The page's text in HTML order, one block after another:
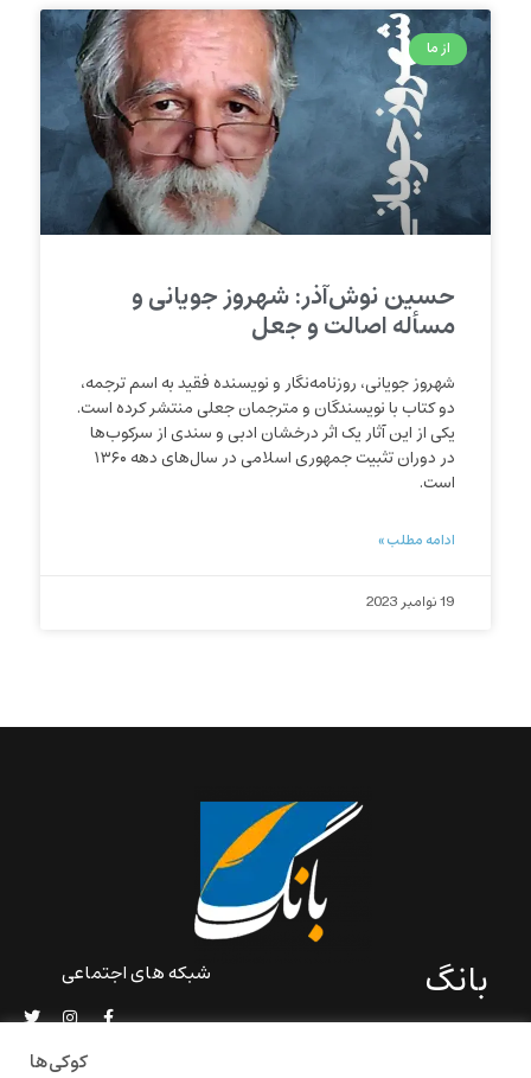
از ما
حسین نوش‌آذر: شهروز جویانی و
مسأله اصالت و جعل
شهروز جویانی، روزنامه‌نگار و نویسنده فقید به اسم ترجمه،
دو کتاب با نویسندگان و مترجمان جعلی منتشر کرده است.
یکی از این آثار یک اثر درخشان ادبی و سندی از سرکوب‌ها
در دوران تثبیت جمهوری اسلامی در سال‌های دهه ۱۳۶۰
است.
ادامه مطلب »
19 نوامبر 2023
بانگ شبکه های اجتماعی
کوکی‌ها